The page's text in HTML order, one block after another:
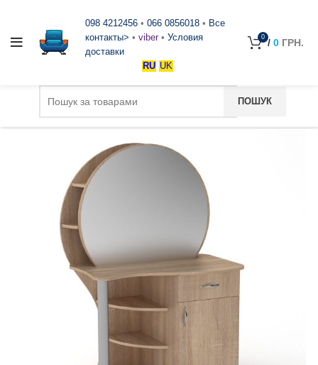
098 4212456 • 066 0856018 • Все
контакты> • viber • Условия
доставки
RU UK
0 / 0 ГРН.